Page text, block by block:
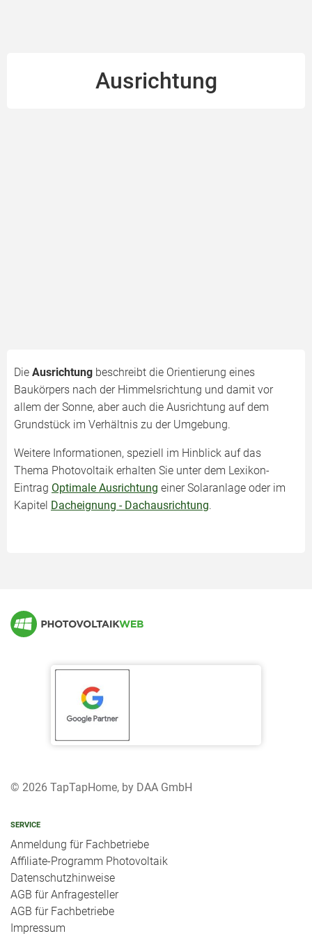
Ausrichtung
Die Ausrichtung beschreibt die Orientierung eines
Baukörpers nach der Himmelsrichtung und damit vor
allem der Sonne, aber auch die Ausrichtung auf dem
Grundstück im Verhältnis zu der Umgebung.
Weitere Informationen, speziell im Hinblick auf das
Thema Photovoltaik erhalten Sie unter dem Lexikon-
Eintrag Optimale Ausrichtung einer Solaranlage oder im
Kapitel Dacheignung - Dachausrichtung.
© 2026 TapTapHome, by DAA GmbH
SERVICE
Anmeldung für Fachbetriebe
Affiliate-Programm Photovoltaik
Datenschutzhinweise
AGB für Anfragesteller
AGB für Fachbetriebe
Impressum